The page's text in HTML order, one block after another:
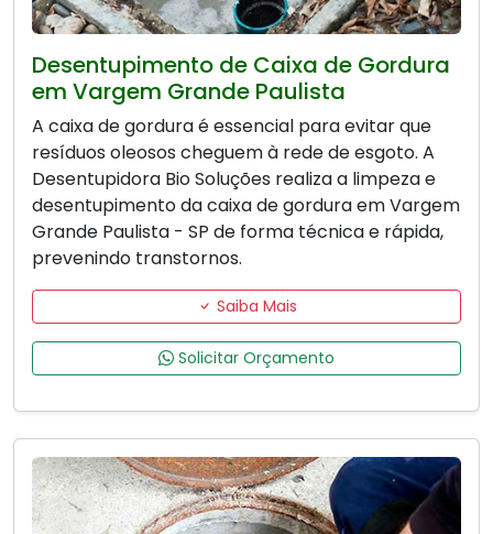
Desentupimento de Caixa de Gordura
em Vargem Grande Paulista
A caixa de gordura é essencial para evitar que
resíduos oleosos cheguem à rede de esgoto. A
Desentupidora Bio Soluções realiza a limpeza e
desentupimento da caixa de gordura em Vargem
Grande Paulista - SP de forma técnica e rápida,
prevenindo transtornos.
Saiba Mais
Solicitar Orçamento